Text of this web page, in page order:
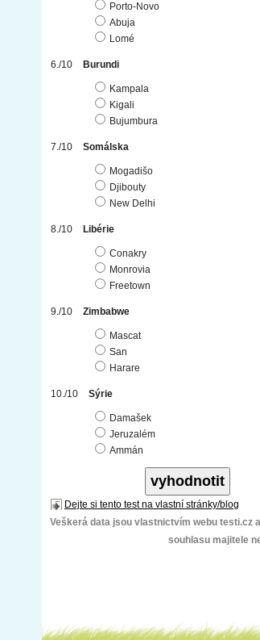
Porto-Novo
Abuja
Lomé
Burundi
Kampala
Kigali
Bujumbura
Somálska
Mogadišo
Djibouty
New Delhi
Libérie
Conakry
Monrovia
Freetown
Zimbabwe
Mascat
San
Harare
Sýrie
Damašek
Jeruzalém
Ammán
Dejte si tento test na vlastní stránky/blog
Veškerá data jsou vlastnictvím webu testi.cz
souhlasu majitele